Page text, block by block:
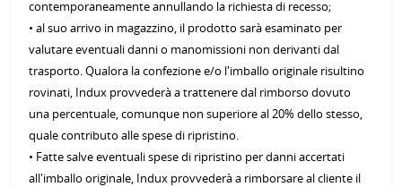
contemporaneamente annullando la richiesta di recesso;
• al suo arrivo in magazzino, il prodotto sarà esaminato per
valutare eventuali danni o manomissioni non derivanti dal
trasporto. Qualora la confezione e/o l'imballo originale risultino
rovinati, Indux provvederà a trattenere dal rimborso dovuto
una percentuale, comunque non superiore al 20% dello stesso,
quale contributo alle spese di ripristino.
• Fatte salve eventuali spese di ripristino per danni accertati
all'imballo originale, Indux provvederà a rimborsare al cliente il